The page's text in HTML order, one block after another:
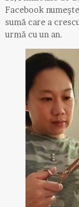
Facebook
sumă care a
urmă cu un an.